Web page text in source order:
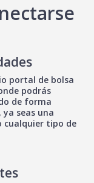
portal de bolsa
podrás
de forma
seas una
cualquier tipo de